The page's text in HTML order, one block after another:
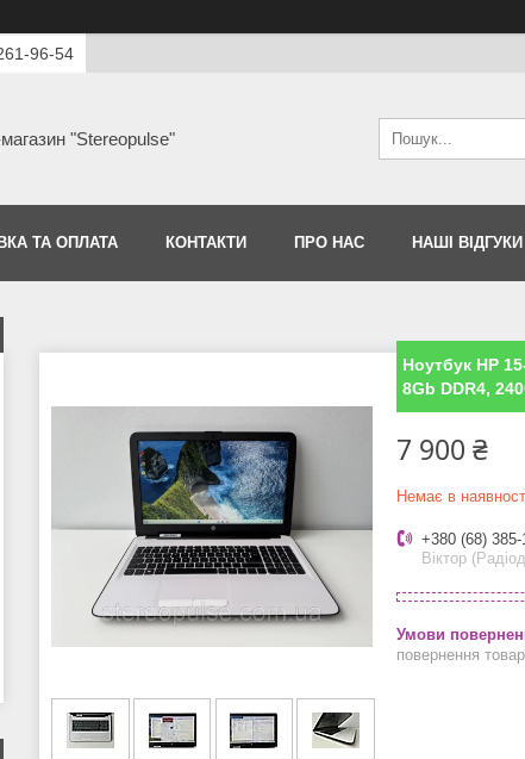
96-54
магазин "Stereopulse"
ТА ОПЛАТА КОНТАКТИ ПРО НАС НАШІ ВІДГУКИ
Ноутбук HP
8Gb DDR4,
7 900 ₴
Немає в
+380 (68) 385-
Віктор
повернення